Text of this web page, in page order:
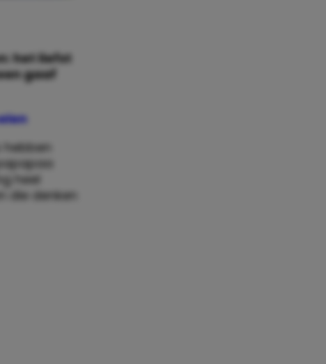
het liefst
gaaf
heel
die denken